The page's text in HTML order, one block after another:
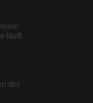
läuft
der